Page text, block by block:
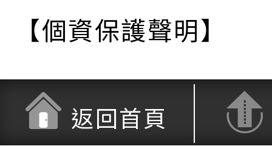
【個資保護聲明】
返回首頁